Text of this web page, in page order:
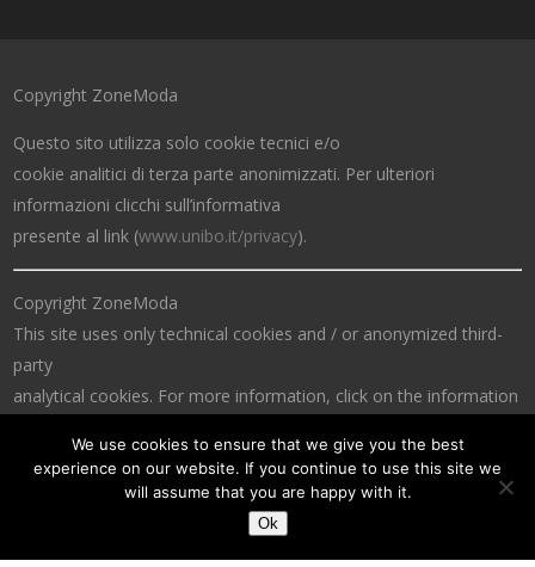
Copyright ZoneModa
Questo sito utilizza solo cookie tecnici e/o
cookie analitici di terza parte anonimizzati. Per ulteriori
informazioni clicchi sull’informativa
presente al link (www.unibo.it/privacy).
Copyright ZoneModa
This site uses only technical cookies and / or anonymized third-
party
analytical cookies. For more information, click on the information
We use cookies to ensure that we give you the best
experience on our website. If you continue to use this site we
will assume that you are happy with it.
Ok